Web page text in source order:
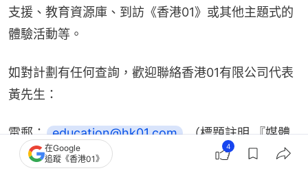
支援、教育資源庫、到訪《香港01》或其他主題式的
體驗活動等。
如對計劃有任何查詢，歡迎聯絡香港01有限公司代表
黃先生：
電郵： education@hk01.com （標題註明 『媒體
資訊素養活動』）
在Google
追蹤《香港01》
4